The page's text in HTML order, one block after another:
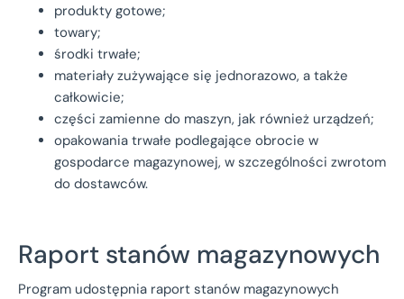
produkty gotowe;
towary;
środki trwałe;
materiały zużywające się jednorazowo, a także
całkowicie;
części zamienne do maszyn, jak również urządzeń;
opakowania trwałe podlegające obrocie w
gospodarce magazynowej, w szczególności zwrotom
do dostawców.
Raport stanów magazynowych
Program udostępnia raport stanów magazynowych